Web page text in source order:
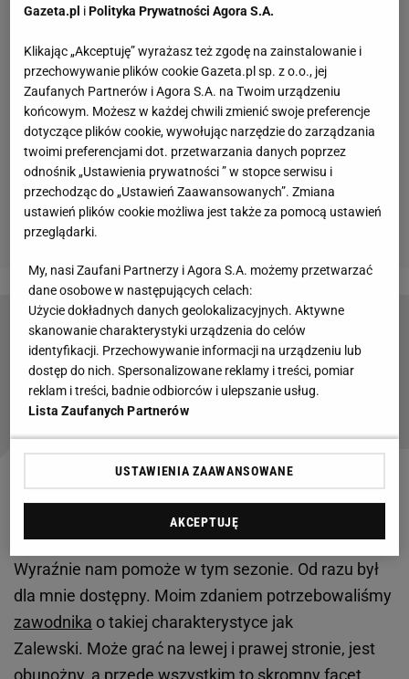
Czytaj także:
W samym środku nocy zaczęli trąbić o
Lewandowskim. Poszło w świat
Zalewski był też bardzo chwalony przez Simone
Inzaghiego. - To jakościowy piłkarz, którego nam
brakowało. Cieszę się, że go mam w zespole.
Wyraźnie nam pomoże w tym sezonie. Od razu był
dla mnie dostępny. Moim zdaniem potrzebowaliśmy
zawodnika o takiej charakterystyce jak
Zalewski. Może grać na lewej i prawej stronie, jest
obunożny, a przede wszystkim to skromny facet.
Gazeta.pl iPolityka Prywatności Agora S.A.
Klikając „Akceptuję” wyrażasz też zgodę na zainstalowanie i
przechowywanie plików cookie Gazeta.pl sp. z o.o., jej
Zaufanych Partnerów i Agora S.A. na Twoim urządzeniu
końcowym. Możesz w każdej chwili zmienić swoje preferencje
dotyczące plików cookie, wywołując narzędzie do zarządzania
twoimi preferencjami dot. przetwarzania danych poprzez
odnośnik „Ustawienia prywatności ” w stopce serwisu i
przechodząc do „Ustawień Zaawansowanych”. Zmiana
ustawień plików cookie możliwa jest także za pomocą ustawień
przeglądarki.
My, nasi Zaufani Partnerzy i Agora S.A. możemy przetwarzać
dane osobowe w następujących celach:
Użycie dokładnych danych geolokalizacyjnych. Aktywne
skanowanie charakterystyki urządzenia do celów
identyfikacji. Przechowywanie informacji na urządzeniu lub
dostęp do nich. Spersonalizowane reklamy i treści, pomiar
reklam i treści, badnie odbiorców i ulepszanie usług.
Lista Zaufanych Partnerów
USTAWIENIA ZAAWANSOWANE
AKCEPTUJĘ